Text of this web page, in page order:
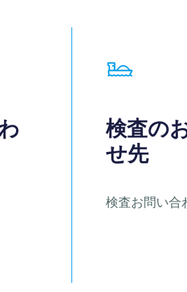
検査の
せ先
検査お問い合